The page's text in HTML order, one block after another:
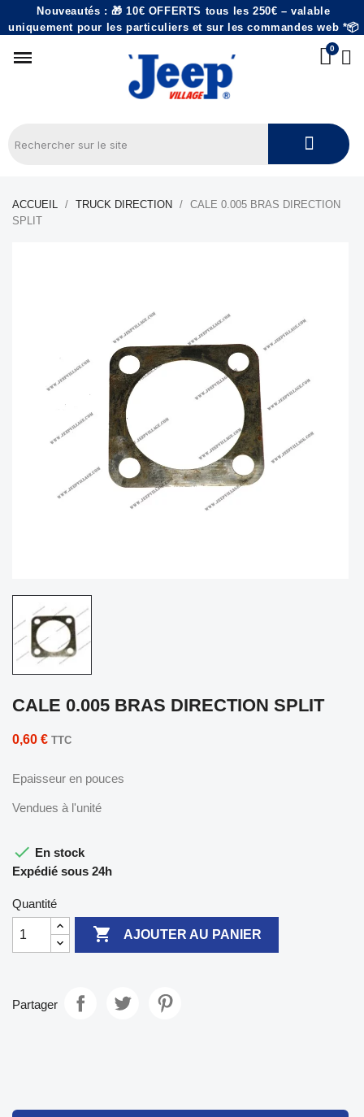
Nouveautés : 🎁 10€ OFFERTS tous les 250€ – valable
uniquement pour les particuliers et sur les commandes web *📦
ACCUEIL TRUCK DIRECTION
CALE 0.005 BRAS DIRECTION
SPLIT
CALE 0.005 BRAS DIRECTION SPLIT
0,60 € TTC
Epaisseur en pouces
Vendues à l'unité
 En stock
Expédié sous 24h
Quantité
 AJOUTER AU PANIER
Partager